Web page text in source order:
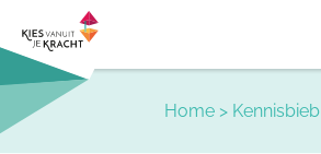
to
content
Home > Kennisbieb